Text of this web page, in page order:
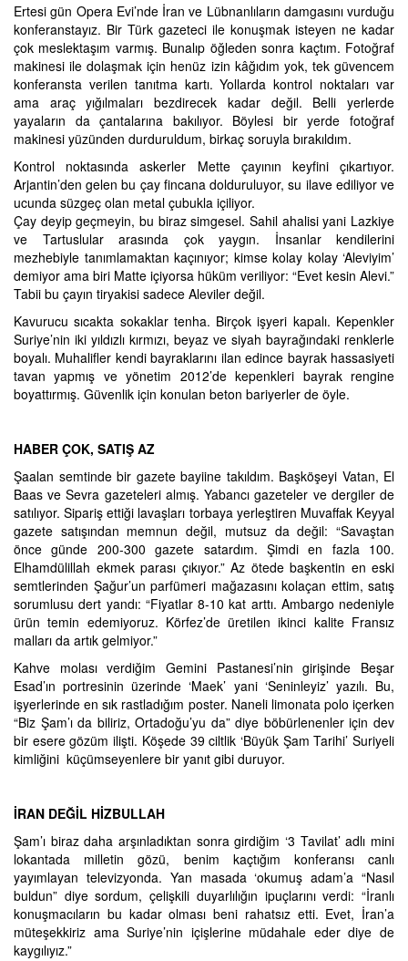
Ertesi gün Opera Evi’nde İran ve Lübnanlıların damgasını vurduğu
konferanstayız. Bir Türk gazeteci ile konuşmak isteyen ne kadar
çok meslektaşım varmış. Bunalıp öğleden sonra kaçtım. Fotoğraf
makinesi ile dolaşmak için henüz izin kâğıdım yok, tek güvencem
konferansta verilen tanıtma kartı. Yollarda kontrol noktaları var
ama araç yığılmaları bezdirecek kadar değil. Belli yerlerde
yayaların da çantalarına bakılıyor. Böylesi bir yerde fotoğraf
makinesi yüzünden durduruldum, birkaç soruyla bırakıldım.
Kontrol noktasında askerler Mette çayının keyfini çıkartıyor.
Arjantin’den gelen bu çay fincana dolduruluyor, su ilave ediliyor ve
ucunda süzgeç olan metal çubukla içiliyor.
Çay deyip geçmeyin, bu biraz simgesel. Sahil ahalisi yani Lazkiye
ve Tartuslular arasında çok yaygın. İnsanlar kendilerini
mezhebiyle tanımlamaktan kaçınıyor; kimse kolay kolay ‘Aleviyim’
demiyor ama biri Matte içiyorsa hüküm veriliyor: “Evet kesin Alevi.”
Tabii bu çayın tiryakisi sadece Aleviler değil.
Kavurucu sıcakta sokaklar tenha. Birçok işyeri kapalı. Kepenkler
Suriye’nin iki yıldızlı kırmızı, beyaz ve siyah bayrağındaki renklerle
boyalı. Muhalifler kendi bayraklarını ilan edince bayrak hassasiyeti
tavan yapmış ve yönetim 2012’de kepenkleri bayrak rengine
boyattırmış. Güvenlik için konulan beton bariyerler de öyle.
HABER ÇOK, SATIŞ AZ
Şaalan semtinde bir gazete bayiine takıldım. Başköşeyi Vatan, El
Baas ve Sevra gazeteleri almış. Yabancı gazeteler ve dergiler de
satılıyor. Sipariş ettiği lavaşları torbaya yerleştiren Muvaffak Keyyal
gazete satışından memnun değil, mutsuz da değil: “Savaştan
önce günde 200-300 gazete satardım. Şimdi en fazla 100.
Elhamdülillah ekmek parası çıkıyor.” Az ötede başkentin en eski
semtlerinden Şağur’un parfümeri mağazasını kolaçan ettim, satış
sorumlusu dert yandı: “Fiyatlar 8-10 kat arttı. Ambargo nedeniyle
ürün temin edemiyoruz. Körfez’de üretilen ikinci kalite Fransız
malları da artık gelmiyor.”
Kahve molası verdiğim Gemini Pastanesi’nin girişinde Beşar
Esad’ın portresinin üzerinde ‘Maek’ yani ‘Seninleyiz’ yazılı. Bu,
işyerlerinde en sık rastladığım poster. Naneli limonata polo içerken
“Biz Şam’ı da biliriz, Ortadoğu’yu da” diye böbürlenenler için dev
bir esere gözüm ilişti. Köşede 39 ciltlik ‘Büyük Şam Tarihi’ Suriyeli
kimliğini küçümseyenlere bir yanıt gibi duruyor.
İRAN DEĞİL HİZBULLAH
Şam’ı biraz daha arşınladıktan sonra girdiğim ‘3 Tavilat’ adlı mini
lokantada milletin gözü, benim kaçtığım konferansı canlı
yayımlayan televizyonda. Yan masada ‘okumuş adam’a “Nasıl
buldun” diye sordum, çelişkili duyarlılığın ipuçlarını verdi: “İranlı
konuşmacıların bu kadar olması beni rahatsız etti. Evet, İran’a
müteşekkiriz ama Suriye’nin içişlerine müdahale eder diye de
kaygılıyız.”